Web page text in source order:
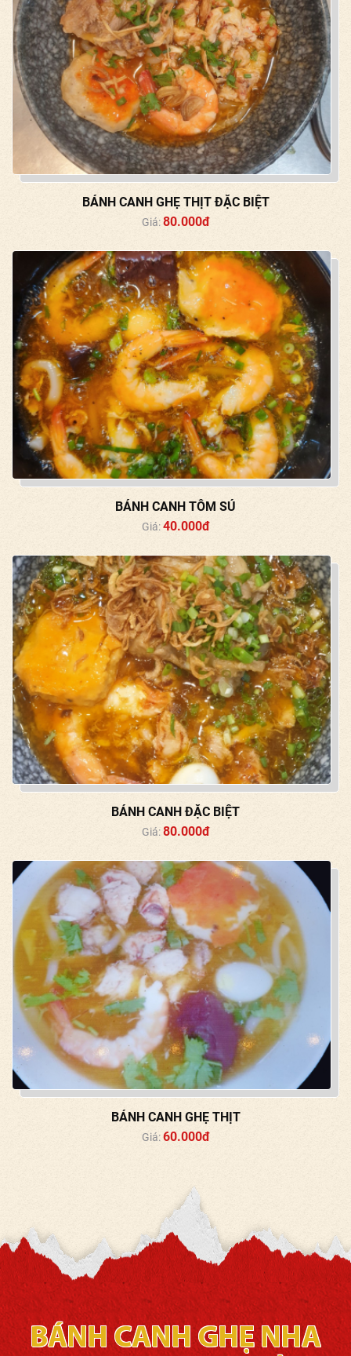
BÁNH CANH GHẸ THỊT ĐẶC BIỆT
Giá:80.000đ
BÁNH CANH TÔM SÚ
Giá:40.000đ
BÁNH CANH ĐẶC BIỆT
Giá:80.000đ
BÁNH CANH GHẸ THỊT
Giá:60.000đ
BÁNH CANH GHẸ NHA